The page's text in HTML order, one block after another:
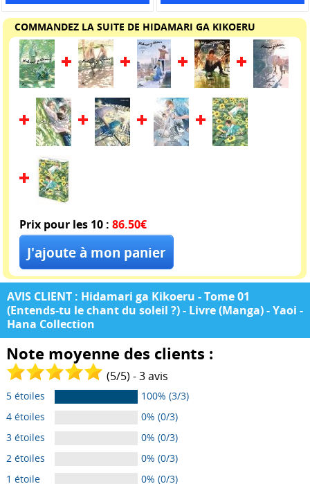
COMMANDEZ LA SUITE DE HIDAMARI GA KIKOERU
Prix pour les 10 : 86.50€
AVIS CLIENT : Hidamari ga Kikoeru - Tome 01
(Entends-tu le chant du soleil ?) - Livre (Manga) - Yaoi -
Hana Collection
Note moyenne des clients :
(5/5) -3avis
5 étoiles
100% (3/3)
4 étoiles
0% (0/3)
3 étoiles
0% (0/3)
2 étoiles
0% (0/3)
1 étoile
0% (0/3)